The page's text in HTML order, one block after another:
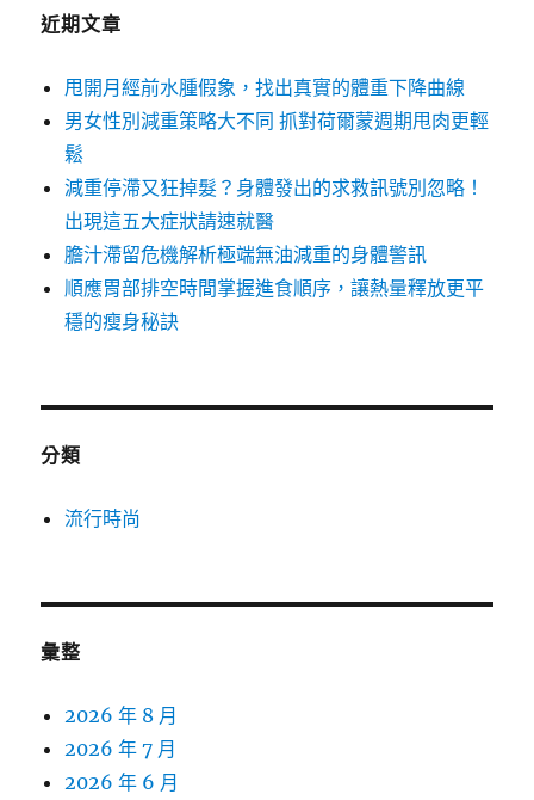
近期文章
甩開月經前水腫假象，找出真實的體重下降曲線
男女性別減重策略大不同 抓對荷爾蒙週期甩肉更輕
鬆
減重停滯又狂掉髮？身體發出的求救訊號別忽略！
出現這五大症狀請速就醫
膽汁滯留危機解析極端無油減重的身體警訊
順應胃部排空時間掌握進食順序，讓熱量釋放更平
穩的瘦身秘訣
分類
流行時尚
彙整
2026 年 8 月
2026 年 7 月
2026 年 6 月